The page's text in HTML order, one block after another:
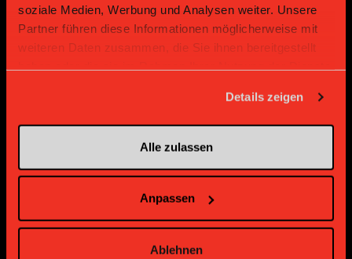
soziale Medien, Werbung und Analysen weiter. Unsere
Partner führen diese Informationen möglicherweise mit
weiteren Daten zusammen, die Sie ihnen bereitgestellt
Details zeigen
Alle zulassen
Anpassen
Ablehnen